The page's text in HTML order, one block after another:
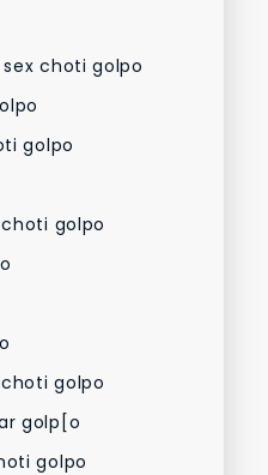
choti golpo
golpo
golpo
golpo
golp[o
golpo